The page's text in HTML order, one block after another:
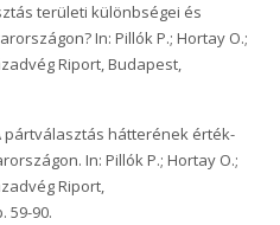
területi különbségei és
In: Pillók P.; Hortay O.;
Riport, Budapest,
pártválasztás hátterének érték-
In: Pillók P.; Hortay O.;
Riport,
59-90.